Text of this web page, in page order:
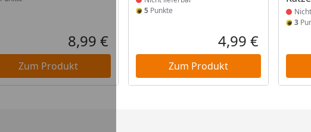
Aktueller Preis
8,99 €
Zum Produkt
5 Punkte
Aktueller
4,99 €
Zum Produkt
3